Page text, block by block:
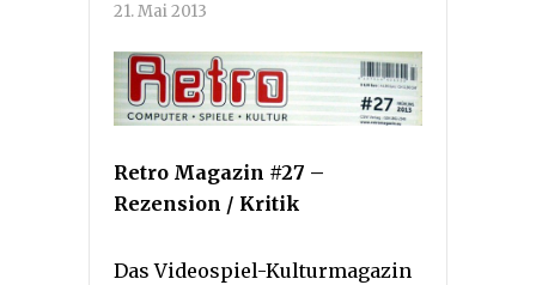
21. Mai 2013
Retro Magazin #27 –
Rezension / Kritik
Das Videospiel-Kulturmagazin